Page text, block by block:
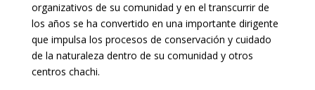
organizativos de su comunidad y en el transcurrir de
los años se ha convertido en una importante dirigente
que impulsa los procesos de conservación y cuidado
de la naturaleza dentro de su comunidad y otros
centros chachi.